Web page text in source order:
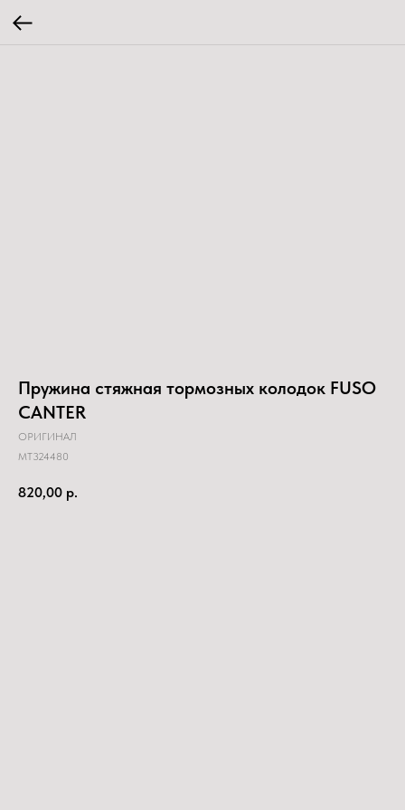
Пружина стяжная тормозных колодок FUSO
CANTER
ОРИГИНАЛ
MT324480
820,00 р.